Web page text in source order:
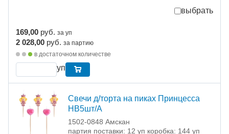
выбрать
169,00 руб. за уп
2 028,00 руб. за партию
в достаточном количестве
уп
Свечи д/торта на пиках Принцесса
НВ5шт/A
1502-0848 Амскан
партия поставки: 12 уп коробка: 144 уп